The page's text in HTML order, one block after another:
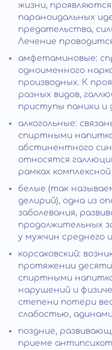
жизни, проявляются
параноидальных
предательства,
Лечение
амфетаминовые:
одноименного
производных. К
разных видов,
приступы паники и
алкогольные:
спиртными
абстинентного
относятся
рамках
белые (так
делирий), одна из
заболевания,
продолжительных
у мужчин среднего
корсаковский:
протяжении
спиртными
нарушений и
степени потери
слабостью,
поздние,
приеме